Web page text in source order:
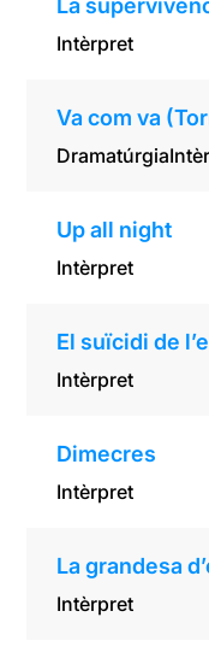
La
Intèrpret
Va com va
Dramatúrgia
Up all night
Intèrpret
El suïcidi de
Intèrpret
Dimecres
Intèrpret
La grandesa
Intèrpret